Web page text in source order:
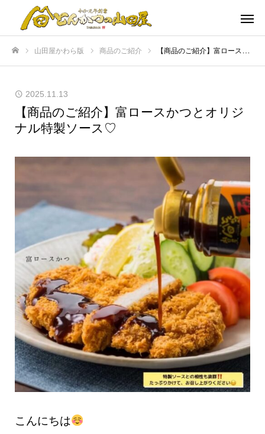
山田屋かわら版 商品のご紹介 【商品のご紹介】富ロースかつとオリジナル特製ソース♡
2025.11.13
【商品のご紹介】富ロースかつとオリジ
ナル特製ソース♡
こんにちは